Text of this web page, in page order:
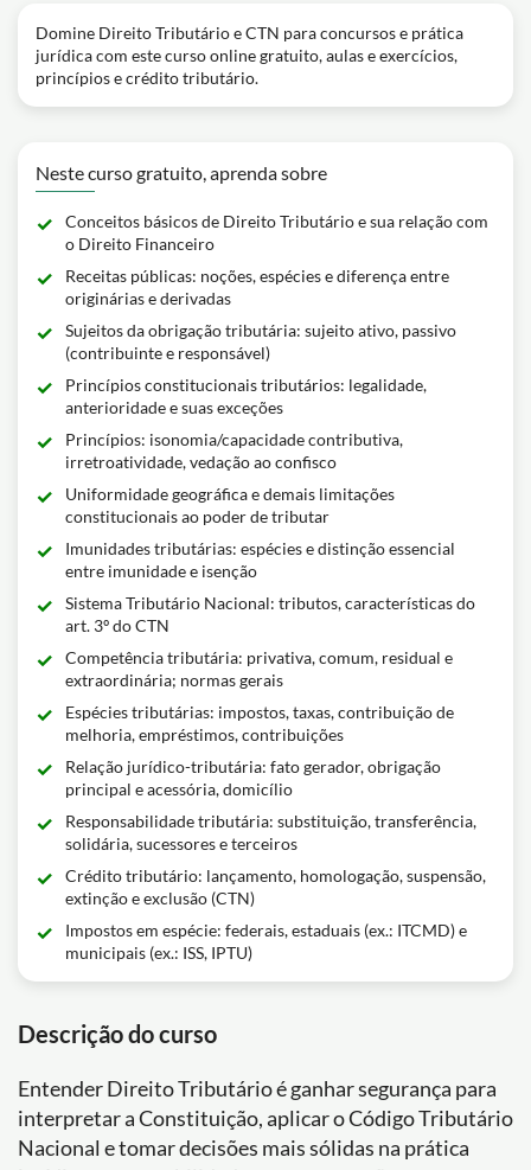
Domine Direito Tributário e CTN para concursos e prática
jurídica com este curso online gratuito, aulas e exercícios,
princípios e crédito tributário.
Neste curso gratuito, aprenda sobre
Conceitos básicos de Direito Tributário e sua relação com
o Direito Financeiro
Receitas públicas: noções, espécies e diferença entre
originárias e derivadas
Sujeitos da obrigação tributária: sujeito ativo, passivo
(contribuinte e responsável)
Princípios constitucionais tributários: legalidade,
anterioridade e suas exceções
Princípios: isonomia/capacidade contributiva,
irretroatividade, vedação ao confisco
Uniformidade geográfica e demais limitações
constitucionais ao poder de tributar
Imunidades tributárias: espécies e distinção essencial
entre imunidade e isenção
Sistema Tributário Nacional: tributos, características do
art. 3º do CTN
Competência tributária: privativa, comum, residual e
extraordinária; normas gerais
Espécies tributárias: impostos, taxas, contribuição de
melhoria, empréstimos, contribuições
Relação jurídico-tributária: fato gerador, obrigação
principal e acessória, domicílio
Responsabilidade tributária: substituição, transferência,
solidária, sucessores e terceiros
Crédito tributário: lançamento, homologação, suspensão,
extinção e exclusão (CTN)
Impostos em espécie: federais, estaduais (ex.: ITCMD) e
municipais (ex.: ISS, IPTU)
Descrição do curso
Entender Direito Tributário é ganhar segurança para
interpretar a Constituição, aplicar o Código Tributário
Nacional e tomar decisões mais sólidas na prática